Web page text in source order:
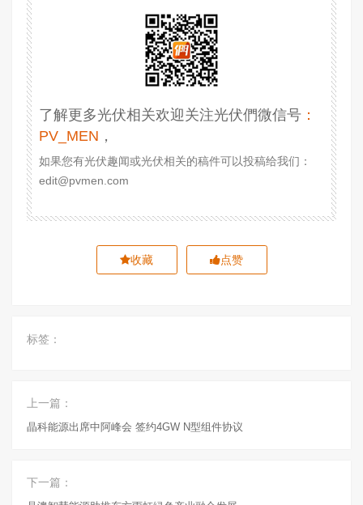
了解更多光伏相关欢迎关注光伏們微信号 ：
PV_MEN ，
如果您有光伏趣闻或光伏相关的稿件可以投稿给我们：
edit@pvmen.com
收藏 点赞
标签：
上一篇：
晶科能源出席中阿峰会 签约4GW N型组件协议
下一篇：